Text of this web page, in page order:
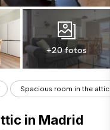
+20 fotos
Spacious room in the
in Madrid